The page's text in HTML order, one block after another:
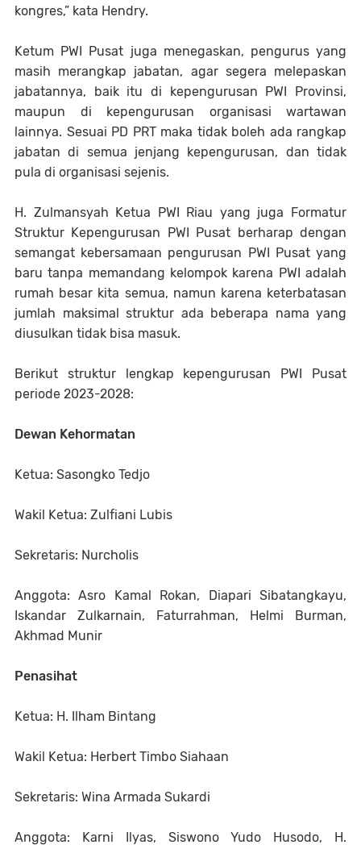
kongres,” kata Hendry.
Ketum PWI Pusat juga menegaskan, pengurus yang
masih merangkap jabatan, agar segera melepaskan
jabatannya, baik itu di kepengurusan PWI Provinsi,
maupun di kepengurusan organisasi wartawan
lainnya. Sesuai PD PRT maka tidak boleh ada rangkap
jabatan di semua jenjang kepengurusan, dan tidak
pula di organisasi sejenis.
H. Zulmansyah Ketua PWI Riau yang juga Formatur
Struktur Kepengurusan PWI Pusat berharap dengan
semangat kebersamaan pengurusan PWI Pusat yang
baru tanpa memandang kelompok karena PWI adalah
rumah besar kita semua, namun karena keterbatasan
jumlah maksimal struktur ada beberapa nama yang
diusulkan tidak bisa masuk.
Berikut struktur lengkap kepengurusan PWI Pusat
periode 2023-2028:
Dewan Kehormatan
Ketua: Sasongko Tedjo
Wakil Ketua: Zulfiani Lubis
Sekretaris: Nurcholis
Anggota: Asro Kamal Rokan, Diapari Sibatangkayu,
Iskandar Zulkarnain, Faturrahman, Helmi Burman,
Akhmad Munir
Penasihat
Ketua: H. Ilham Bintang
Wakil Ketua: Herbert Timbo Siahaan
Sekretaris: Wina Armada Sukardi
Anggota: Karni Ilyas, Siswono Yudo Husodo, H.